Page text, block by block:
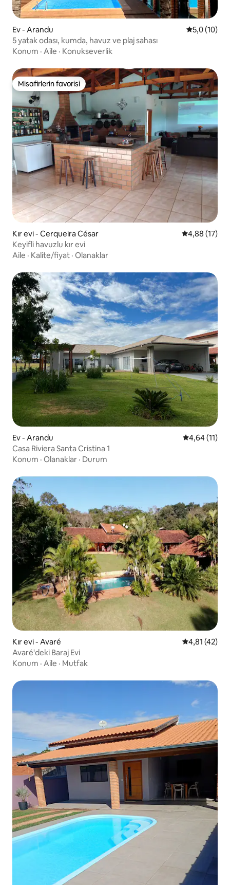
Ev - Arandu 55,0 (10)
5 yatak odası, kumda, havuz ve plaj sahası
Konum · Aile · Konukseverlik
Misafirlerin favorisi
Misafirlerin favorisi
Kır evi - Cerqueira César 5 üzerinden
4,88 (17)
Keyifli havuzlu kır evi
Aile · Kalite/fiyat · Olanaklar
Ev - Arandu 5 üzerinden
4,64 (11)
Casa Riviera Santa Cristina 1
Konum · Olanaklar · Durum
Kır evi - Avaré 5 üzerinden
4,81 (42)
Avaré'deki Baraj Evi
Konum · Aile · Mutfak